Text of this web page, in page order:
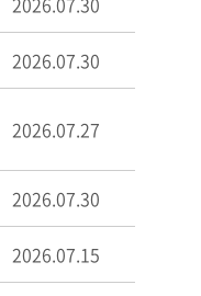
2026.07.30
2026.07.27
2026.07.30
2026.07.15